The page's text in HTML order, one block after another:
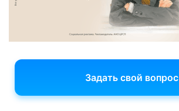
Задать свой вопрос